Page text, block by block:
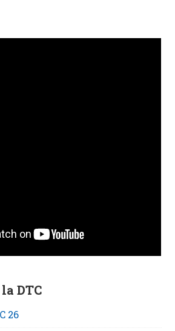
DTC
26